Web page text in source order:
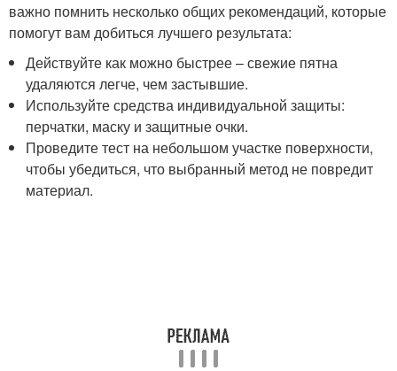
важно помнить несколько общих рекомендаций, которые
помогут вам добиться лучшего результата:
Действуйте как можно быстрее – свежие пятна
удаляются легче, чем застывшие.
Используйте средства индивидуальной защиты:
перчатки, маску и защитные очки.
Проведите тест на небольшом участке поверхности,
чтобы убедиться, что выбранный метод не повредит
материал.